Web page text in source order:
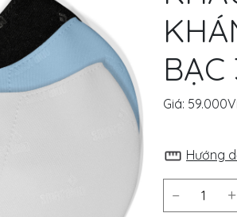
BẠC
Giá:
Hướng
− +